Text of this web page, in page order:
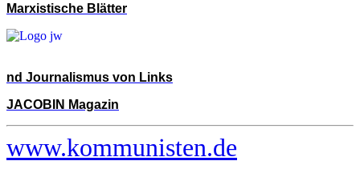
Marxistische Blätter
nd Journalismus von Links
JACOBIN Magazin
www.kommunisten.de